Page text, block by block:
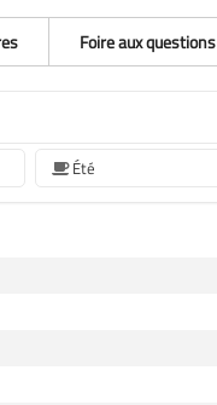
Foire aux questions
Été